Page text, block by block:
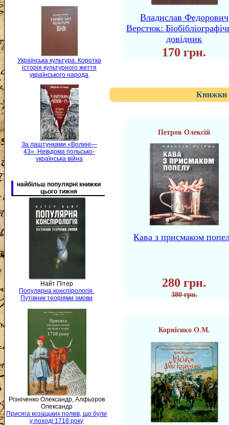
Українська культура. Коротка
історія культурного життя
українського народа
За лаштунками «Волині—
43». Невідома польсько-
українська війна
найбільш популярні книжки
цього тижня
Найт Пітер
Популярна конспірологія.
Путівник теоріями змови
Різніченко Олександр, Алфьоров
Олександр
Присяга козацьких полків, що були
у поході 1718 року
Владислав Федорович
Верстюк:
довідник
170 грн.
Книжки
Петров Олексій
Кава з присмаком
280 грн.
380 грн.
Корнієнко О.М.